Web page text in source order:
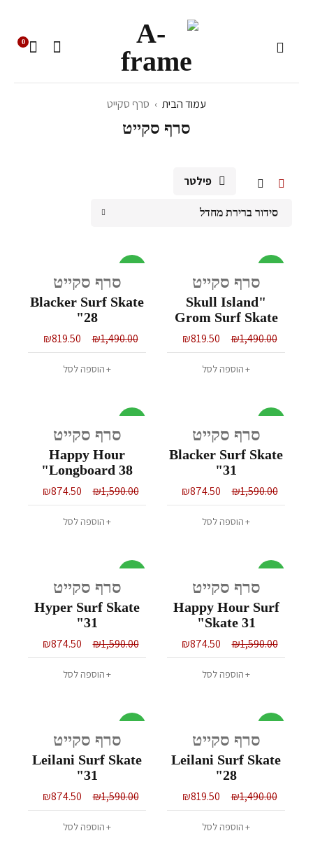
0
עמוד הבית › סרף סקייט
סרף סקייט
פילטר
סידור ברירת מחדל
סרף סקייט
"Skull Island
Grom Surf Skate
28₪1,490.00
₪819.50
הוספה לסל
סרף סקייט
Blacker Surf Skate
28"
₪1,490.00
₪819.50
הוספה לסל
סרף סקייט
Blacker Surf Skate
31"
₪1,590.00
₪874.50
הוספה לסל
סרף סקייט
Happy Hour
Longboard 38"
₪1,590.00
₪874.50
הוספה לסל
סרף סקייט
Happy Hour Surf
Skate 31"
₪1,590.00
₪874.50
הוספה לסל
סרף סקייט
Hyper Surf Skate
31"
₪1,590.00
₪874.50
הוספה לסל
סרף סקייט
Leilani Surf Skate
28"
₪1,490.00
₪819.50
הוספה לסל
סרף סקייט
Leilani Surf Skate
31"
₪1,590.00
₪874.50
הוספה לסל